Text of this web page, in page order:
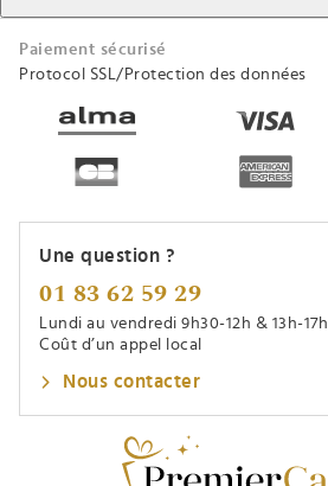
Paiement sécurisé
Protocol SSL/Protection des données
Une question ?
01 83 62 59 29
Lundi au vendredi 9h30-12h & 13h-17h
Coût d’un appel local
Nous contacter